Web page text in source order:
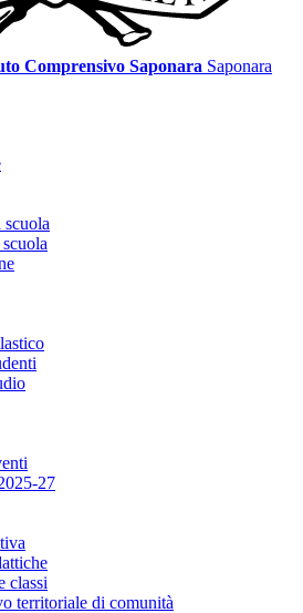
Comprensivo Saponara Saponara
27
classi
territoriale di comunità